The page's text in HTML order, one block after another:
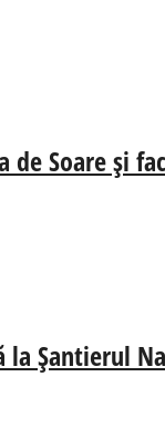
de Soare și
Șantierul